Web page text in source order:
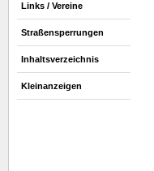
Links / Vereine
Straßensperrungen
Inhaltsverzeichnis
Kleinanzeigen